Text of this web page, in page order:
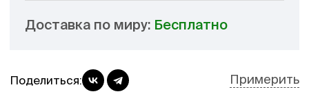
Доставка по миру: Бесплатно
Поделиться: Примерить